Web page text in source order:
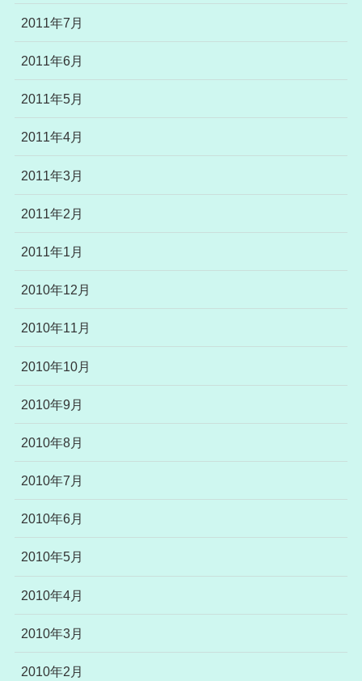
2011年7月
2011年6月
2011年5月
2011年4月
2011年3月
2011年2月
2011年1月
2010年12月
2010年11月
2010年10月
2010年9月
2010年8月
2010年7月
2010年6月
2010年5月
2010年4月
2010年3月
2010年2月